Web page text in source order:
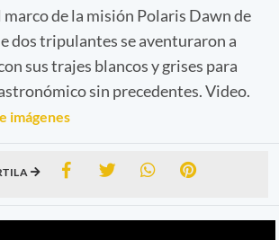
marco de la misión Polaris Dawn de
dos tripulantes se aventuraron a
sus trajes blancos y grises para
sin precedentes. Video.
imágenes